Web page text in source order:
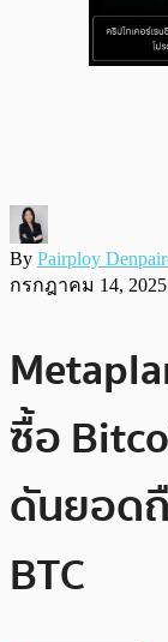
By Pairploy
กรกฎาคม 14, 2025
ซื้อ
ดันยอด
BTC